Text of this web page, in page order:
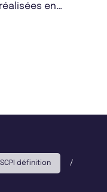
en
a...
SCPI définition /